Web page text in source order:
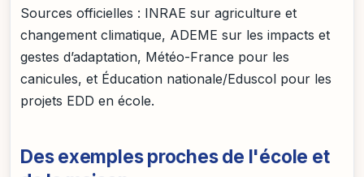
Sources officielles : INRAE sur agriculture et
changement climatique, ADEME sur les impacts et
gestes d’adaptation, Météo-France pour les
canicules, et Éducation nationale/Eduscol pour les
projets EDD en école.
Des exemples proches de l'école et